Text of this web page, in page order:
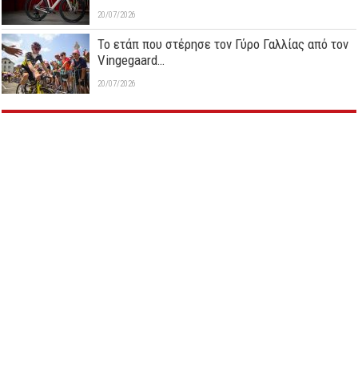
20/07/2026
Το ετάπ που στέρησε τον Γύρο Γαλλίας από τον
Vingegaard…
20/07/2026